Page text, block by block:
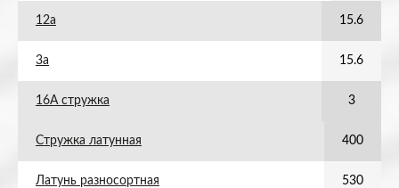
12а 15.6
3а 15.6
16А стружка 3
Стружка латунная 400
Латунь разносортная 530